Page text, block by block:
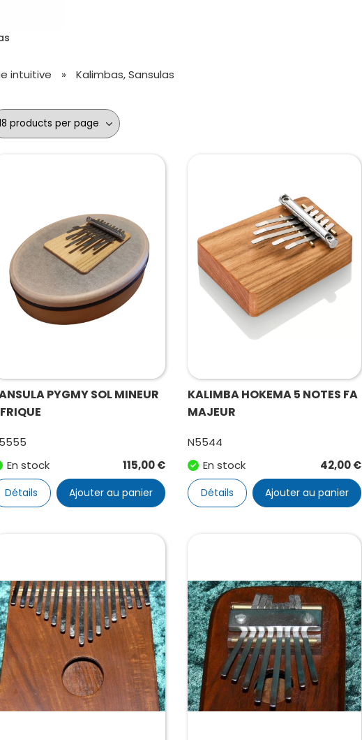
intuitive » Kalimbas, Sansulas
PYGMY SOL MINEUR
En stock
115,00€
Détails Ajouter au panier
KALIMBA HOKEMA 5 NOTES FA
MAJEUR
N5544
En stock
42,00€
Détails Ajouter au panier